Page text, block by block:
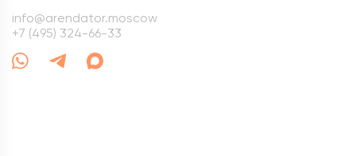
info@arendator.moscow
+7 (495) 324-66-33